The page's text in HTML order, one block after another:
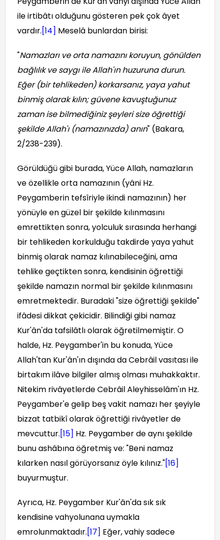
ile irtibâtı olduğunu gösteren pek çok âyet
vardır.[14] Meselâ bunlardan birisi:
"Namazları ve orta namazını koruyun, gönülden
bağlılık ve saygı ile Allah'ın huzuruna durun.
Eğer (bir tehlikeden) korkarsanız, yaya yahut
binmiş olarak kılın; güvene kavuştuğunuz
zaman ise bilmediğiniz şeyleri size öğrettiği
şekilde Allah'ı (namazınızda) anın" (Bakara,
2/238-239).
Görüldüğü gibi burada, Yüce Allah, namazların
ve özellikle orta namazının (yâni Hz.
Peygamberin tefsîriyle ikindi namazının) her
yönüyle en güzel bir şekilde kılınmasını
emrettikten sonra, yolculuk sırasında herhangi
bir tehlikeden korkulduğu takdirde yaya yahut
binmiş olarak namaz kılınabileceğini, ama
tehlike geçtikten sonra, kendisinin öğrettiği
şekilde namazın normal bir şekilde kılınmasını
emretmektedir. Buradaki "size öğrettiği şekilde"
ifâdesi dikkat çekicidir. Bilindiği gibi namaz
Kur'ân'da tafsilâtlı olarak öğretilmemiştir. O
halde, Hz. Peygamber'in bu konuda, Yüce
Allah'tan Kur'ân'ın dışında da Cebrâil vasıtası ile
birtakım ilâve bilgiler almış olması muhakkaktır.
Nitekim rivâyetlerde Cebrâil Aleyhisselâm'ın Hz.
Peygamber'e gelip beş vakit namazı her şeyiyle
bizzat tatbikî olarak öğrettiği rivâyetler de
mevcuttur.[15] Hz. Peygamber de aynı şekilde
bunu ashâbına öğretmiş ve: "Beni namaz
kılarken nasıl görüyorsanız öyle kılınız."[16]
buyurmuştur.
Ayrıca, Hz. Peygamber Kur'ân'da sık sık
kendisine vahyolunana uymakla
emrolunmaktadır.[17] Eğer, vahiy sadece